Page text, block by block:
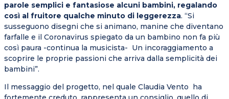
parole semplici e fantasiose alcuni bambini, regalando
così al fruitore qualche minuto di leggerezza. “Si
susseguono disegni che si animano, manine che diventano
farfalle e il Coronavirus spiegato da un bambino non fa più
così paura -continua la musicista- Un incoraggiamento a
scoprire le proprie passioni che arriva dalla semplicità dei
bambini”.
Il messaggio del progetto, nel quale Claudia Vento ha